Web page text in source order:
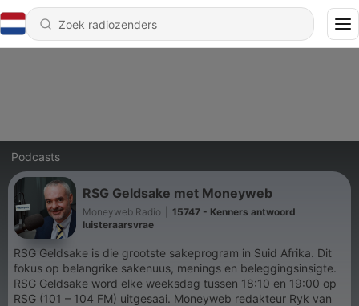
Podcasts
RSG Geldsake met Moneyweb
Moneyweb Radio
15747 - Kenners antwoord
luisteraarsvrae
RSG Geldsake is die grootste sakeprogram in Suid Afrika. Dit
fokus op belangrike sakenuus, menings en beleggingsinsigte.
RSG Geldsake word elke weeksdag tussen 18:10 en 19:00 op
RSG (101 – 104 FM) uitgesaai. Moneyweb redakteur Ryk van